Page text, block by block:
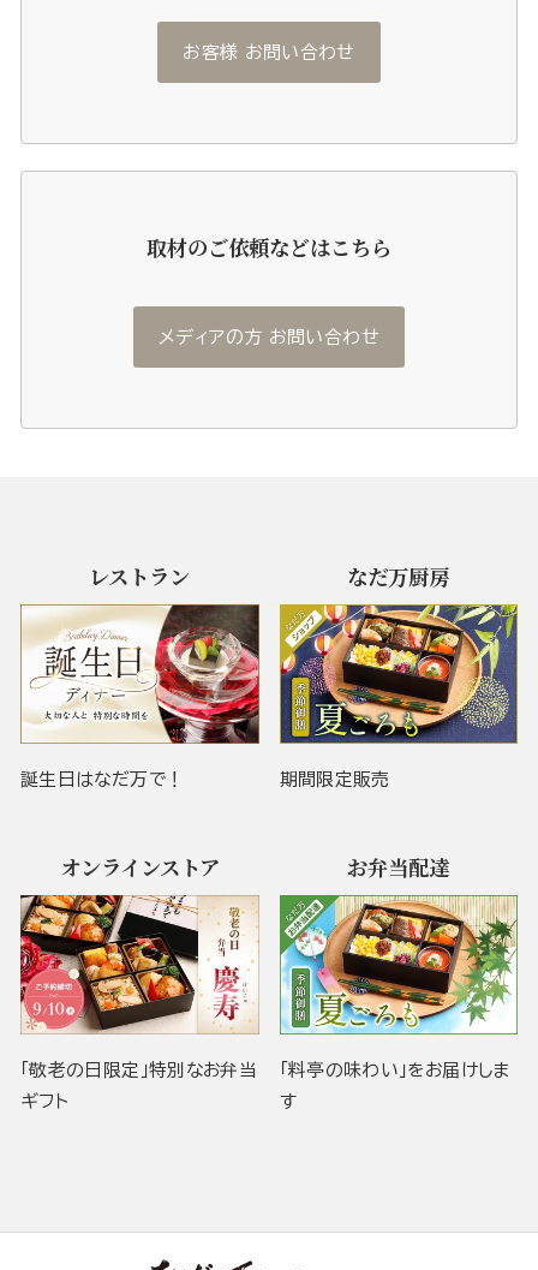
お客様 お問い合わせ
取材のご依頼などはこちら
メディアの方 お問い合わせ
レストラン
誕生日はなだ万で！
なだ万厨房
期間限定販売
オンラインストア
「敬老の日限定」特別なお弁当
ギフト
お弁当配達
「料亭の味わい」をお届けしま
す